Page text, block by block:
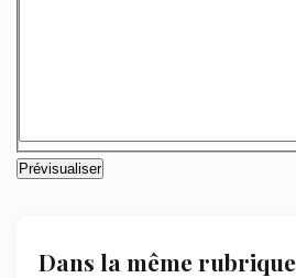
Dans la même rubrique